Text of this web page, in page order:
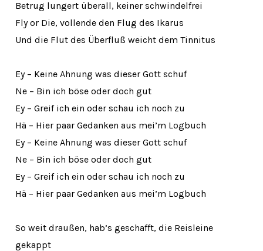
Betrug lungert überall, keiner schwindelfrei
Fly or Die, vollende den Flug des Ikarus
Und die Flut des Überfluß weicht dem Tinnitus
Ey – Keine Ahnung was dieser Gott schuf
Ne – Bin ich böse oder doch gut
Ey – Greif ich ein oder schau ich noch zu
Hä – Hier paar Gedanken aus mei’m Logbuch
Ey – Keine Ahnung was dieser Gott schuf
Ne – Bin ich böse oder doch gut
Ey – Greif ich ein oder schau ich noch zu
Hä – Hier paar Gedanken aus mei’m Logbuch
So weit draußen, hab’s geschafft, die Reisleine
gekappt